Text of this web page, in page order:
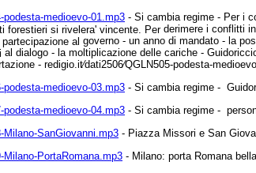
podesta-medioevo-01.mp3 - Si cambia regime - Per i
forestieri si rivelera' vincente. Per derimere i conflitti
al governo - un anno di mandato - la
al dialogo - la moltiplicazione delle cariche -
- redigio.it⁄dati2506⁄QGLN505-podesta-
podesta-medioevo-03.mp3 - Si cambia regime -
podesta-medioevo-04.mp3 - Si cambia regime -
Milano-SanGiovanni.mp3 - Piazza Missori e San
Milano-PortaRomana.mp3 - Milano: porta Romana